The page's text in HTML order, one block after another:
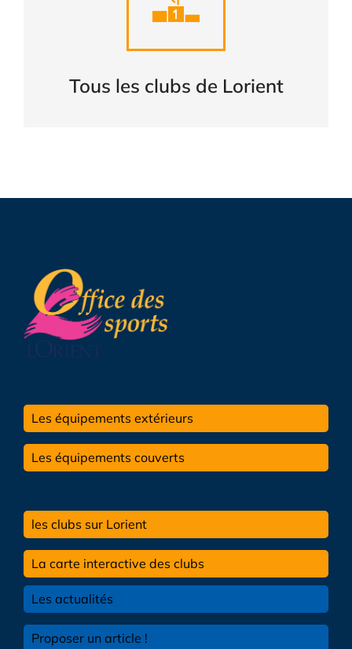
Tous les clubs de Lorient
LORIENT
Les équipements extérieurs
Les équipements couverts
les clubs sur Lorient
La carte interactive des clubs
Les actualités
Proposer un article !